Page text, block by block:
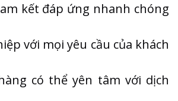
kết đáp ứng nhanh chóng
với mọi yêu cầu của khách
có thể yên tâm với dịch